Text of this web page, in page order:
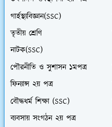
গার্হস্থ্যবিজ্ঞান(SSC)
তৃতীয় শ্রেণি
নাটক(SSC)
পৌরনীতি ও সুশাসন ১মপত্র
ফিন্যান্স ২য় পত্র
বৌদ্ধধর্ম শিক্ষা (SSC)
ব্যবসায় সংগঠন ২য় পত্র